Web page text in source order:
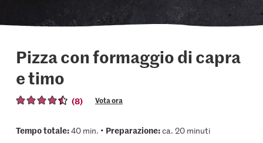
Pizza con formaggio di capra
e timo
(8) Vota ora
Tempo totale:40 min. • Preparazione:ca. 20 minuti